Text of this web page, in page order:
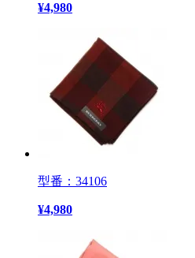
¥4,980
型番：34106
¥4,980